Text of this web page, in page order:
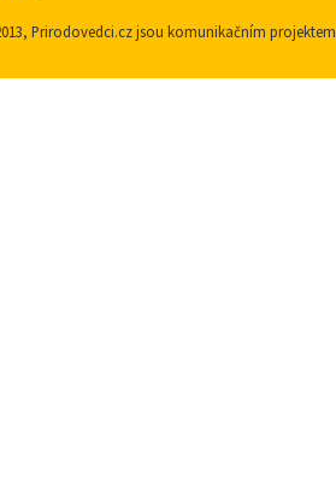
Prirodovedci.cz jsou komunikačním projektem